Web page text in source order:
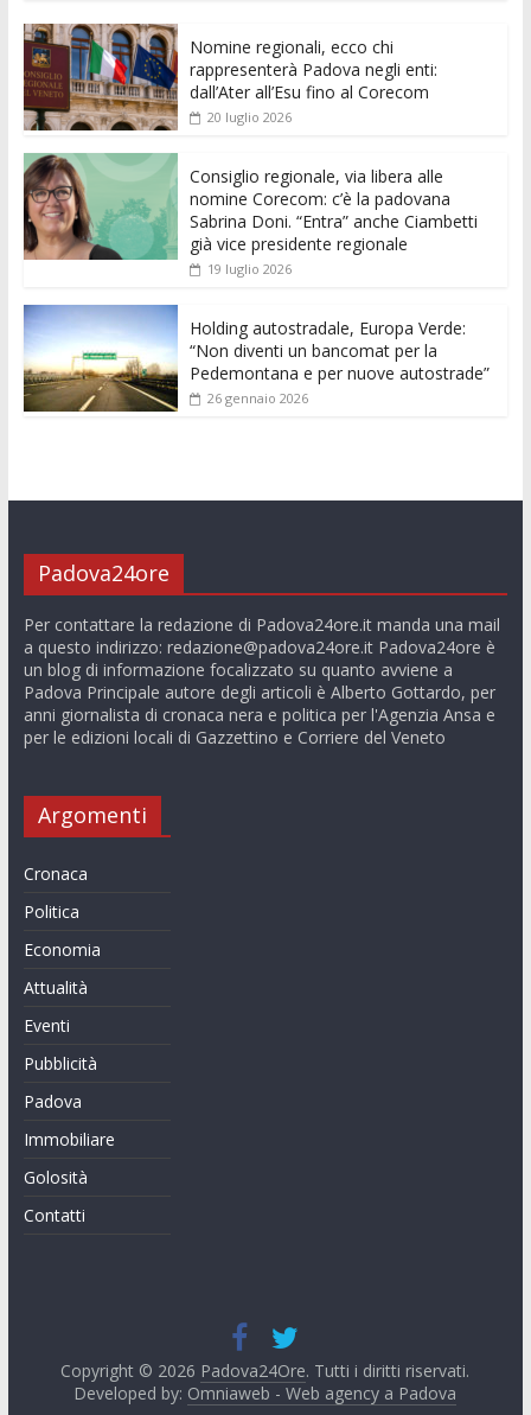
e
b
o
o
k
itt
er l s
A
p
p
ss
e
n
er
di
t
k
e
dI
di
vi
Nomine regionali, ecco chi
rappresenterà Padova negli enti:
dall’Ater all’Esu fino al Corecom
20 luglio 2026
Consiglio regionale, via libera alle
nomine Corecom: c’è la padovana
Sabrina Doni. “Entra” anche Ciambetti
già vice presidente regionale
19 luglio 2026
Holding autostradale, Europa Verde:
“Non diventi un bancomat per la
Pedemontana e per nuove autostrade”
26 gennaio 2026
Padova24ore
Per contattare la redazione di Padova24ore.it manda una mail
a questo indirizzo: redazione@padova24ore.itPadova24ore è
un blog di informazione focalizzato su quanto avviene a
Padova Principale autore degli articoli è Alberto Gottardo, per
anni giornalista di cronaca nera e politica per l'Agenzia Ansa e
per le edizioni locali di Gazzettino e Corriere del Veneto
Argomenti
Cronaca
Politica
Economia
Attualità
Eventi
Pubblicità
Padova
Immobiliare
Golosità
Contatti
Copyright © 2026 Padova24Ore. Tutti i diritti riservati.
Developed by: Omniaweb - Web agency a Padova